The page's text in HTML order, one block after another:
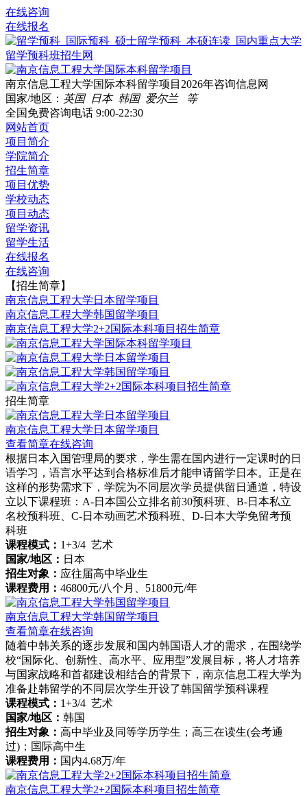
在线咨询
在线报名
南京信息工程大学国际本科留学项目2026年咨询信息网
国家/地区： 英国 日本 韩国 爱尔兰 等
全国免费咨询电话 9:00-22:30
网站首页
项目简介
学院简介
招生简章
项目优势
学校动态
项目动态
留学资讯
留学生活
在线报名
在线咨询
【招生简章】
南京信息工程大学日本留学项目
南京信息工程大学韩国留学项目
南京信息工程大学2+2国际本科项目招生简章
招生简章
南京信息工程大学日本留学项目
查看简章在线咨询
根据日本入国管理局的要求，学生需在国内进行一定课时的日
语学习，语言水平达到合格标准后才能申请留学日本。正是在
这样的形势需求下，学院为不同层次学员提供留日通道，特设
立以下课程班：A-日本国公立排名前30预科班、B-日本私立
名校预科班、C-日本动画艺术预科班、D-日本大学免留考预
科班
课程模式： 1+3/4 艺术
国家/地区： 日本
招生对象： 应往届高中毕业生
课程费用： 46800元/八个月、51800元/年
南京信息工程大学韩国留学项目
查看简章在线咨询
随着中韩关系的逐步发展和国内韩国语人才的需求，在围绕学
校“国际化、创新性、高水平、应用型”发展目标，将人才培养
与国家战略和首都建设相结合的背景下，南京信息工程大学为
准备赴韩留学的不同层次学生开设了韩国留学预科课程
课程模式： 1+3/4 艺术
国家/地区： 韩国
招生对象： 高中毕业及同等学历学生；高三在读生(会考通
过)；国际高中生
课程费用： 国内4.68万/年
南京信息工程大学2+2国际本科项目招生简章